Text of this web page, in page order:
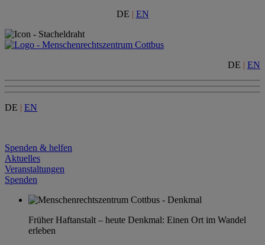
DE | EN
DE | EN
DE | EN
Spenden & helfen
Aktuelles
Veranstaltungen
Spenden
Früher Haftanstalt – heute Denkmal: Einen Ort im Wandel
erleben